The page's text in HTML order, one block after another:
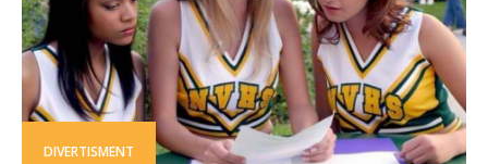
DIVERTISMENT